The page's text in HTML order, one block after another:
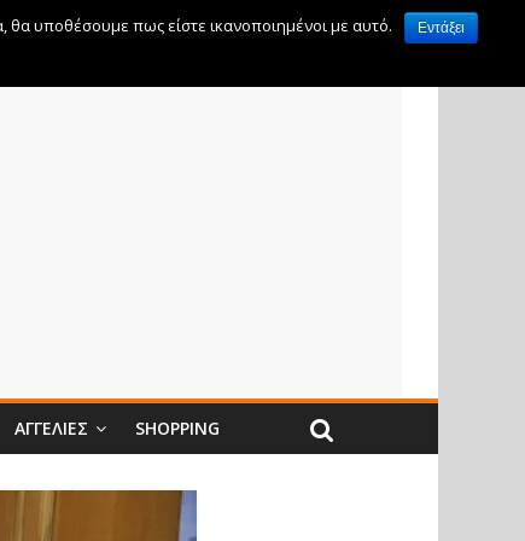
ΑΓΓΕΛΊΕΣ SHOPPING
θα υποθέσουμε πως είστε ικανοποιημένοι με αυτό.
Εντάξει